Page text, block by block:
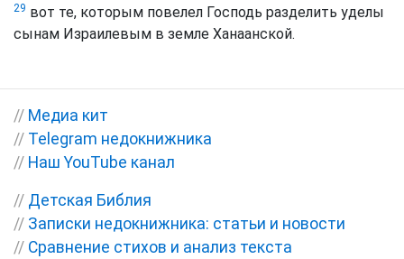
29 вот те, которым повелел Господь разделить уделы
сынам Израилевым в земле Ханаанской.
// Медиа кит
// Telegram недокнижника
// Наш YouTube канал
// Детская Библия
// Записки недокнижника: статьи и новости
// Сравнение стихов и анализ текста